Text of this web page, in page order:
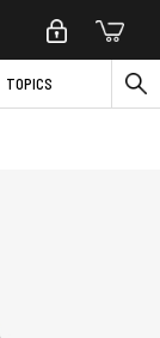
TOPICS